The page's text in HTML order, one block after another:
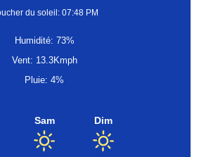
du soleil: 07:48 PM
Humidité: 73%
Vent: 13.3Kmph
Pluie: 4%
Sam Dim